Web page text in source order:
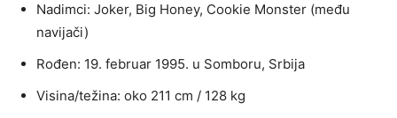
Nadimci: Joker, Big Honey, Cookie Monster (među
navijači)
Rođen: 19. februar 1995. u Somboru, Srbija
Visina/težina: oko 211 cm / 128 kg